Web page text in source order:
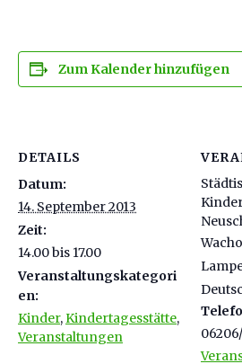
Zum Kalender hinzufügen
DETAILS
Datum:
14. September 2013
Zeit:
14.00 bis 17.00
Veranstaltungskategori
en:
Kinder,Kindertagesstätte,
Veranstaltungen